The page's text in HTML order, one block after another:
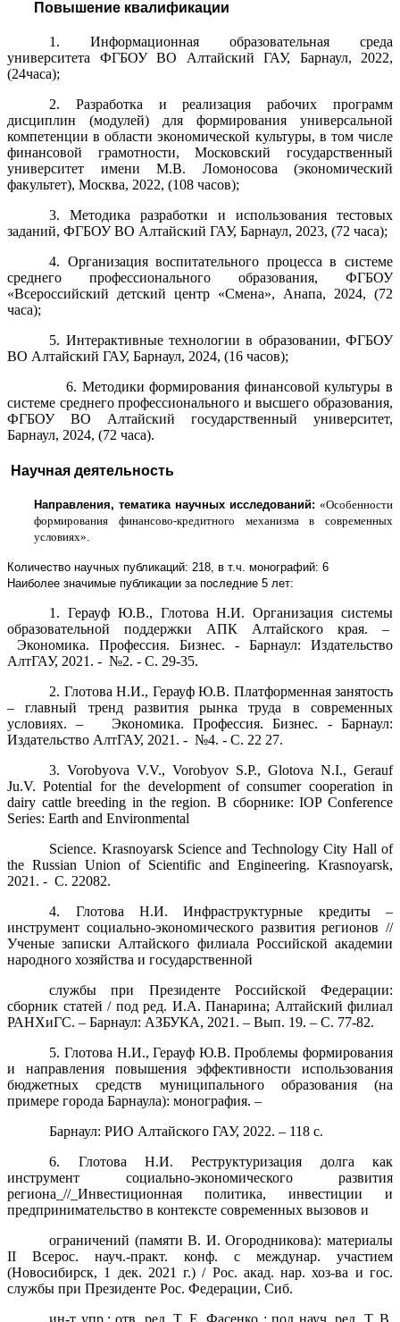
Повышение квалификации
1. Информационная образовательная среда
университета ФГБОУ ВО Алтайский ГАУ, Барнаул, 2022,
(24часа);
2. Разработка и реализация рабочих программ
дисциплин (модулей) для формирования универсальной
компетенции в области экономической культуры, в том числе
финансовой грамотности,Московскийгосударственный
университет имени М.В. Ломоносова (экономический
факультет), Москва, 2022, (108 часов);
3. Методика разработки и использования тестовых
заданий, ФГБОУ ВО Алтайский ГАУ, Барнаул, 2023, (72 часа);
4. Организация воспитательного процесса в системе
среднего профессионального образования, ФГБОУ
«Всероссийский детский центр «Смена», Анапа, 2024, (72
часа);
5. Интерактивные технологии в образовании, ФГБОУ
ВО Алтайский ГАУ, Барнаул, 2024, (16 часов);
6. Методики формирования финансовой культуры в
системе среднего профессионального и высшего образования,
ФГБОУ ВО Алтайский государственный университет,
Барнаул, 2024, (72 часа).
Научная деятельность
Направления, тематика научных исследований: «Особенности
формирования финансово-кредитного механизма в современных
условиях».
Количество научных публикаций: 218, в т.ч. монографий: 6
Наиболее значимые публикации за последние 5 лет:
1. Герауф Ю.В., Глотова Н.И.Организация системы
образовательной поддержки АПК Алтайского края. –
Экономика. Профессия. Бизнес. - Барнаул: Издательство
АлтГАУ, 2021. - №2. - С. 29-35.
2. Глотова Н.И., Герауф Ю.В. Платформенная занятость
– главный тренд развития рынка труда в современных
условиях. – Экономика. Профессия.Бизнес. - Барнаул:
Издательство АлтГАУ, 2021. - №4. - С. 22 27.
3. Vorobyova V.V., Vorobyov S.P., Glotova N.I., Gerauf
Ju.V. Potential for the development of consumer cooperation in
dairy cattle breeding in the region. В сборнике: IOP Conference
Series: Earth and Environmental
Science. Krasnoyarsk Science and Technology City Hall of
the Russian Union of Scientific and Engineering. Krasnoyarsk,
2021. - С. 22082.
4. Глотова Н.И.Инфраструктурные кредиты –
инструмент социально-экономического развития регионов //
Ученые записки Алтайского филиала Российской академии
народного хозяйства и государственной
службы при Президенте Российской Федерации:
сборник статей / под ред. И.А. Панарина; Алтайский филиал
РАНХиГС. – Барнаул: АЗБУКА, 2021. – Вып. 19. – С. 77-82.
5. Глотова Н.И., Герауф Ю.В.Проблемы формирования
и направления повышения эффективности использования
бюджетных средств муниципального образования
(на
примере города Барнаула): монография. –
Барнаул: РИО Алтайского ГАУ, 2022. – 118 с.
6. Глотова Н.И. Реструктуризация долга как
инструмент социально-экономического развития
региона_//_Инвестиционная политика, инвестиции и
предпринимательство в контексте современных вызовов и
ограничений (памяти В. И. Огородникова): материалы
II Всерос. науч.-практ. конф. с междунар. участием
(Новосибирск, 1 дек. 2021 г.) / Рос. акад. нар. хоз-ва и гос.
службы при Президенте Рос. Федерации, Сиб.